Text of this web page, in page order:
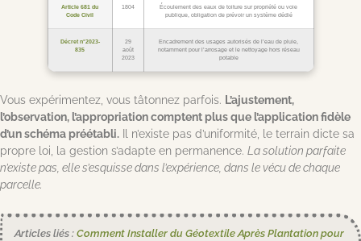
Article 681 du
Code Civil
1804
Écoulement des eaux de toiture sur propriété ou voie
publique, obligation de prévoir un système dédié
Décret n°2023-
835
29
août
2023
Encadrement des usages autorisés de l’eau de pluie,
notamment pour l’arrosage et le nettoyage hors réseau
potable
Vous expérimentez, vous tâtonnez parfois. L’ajustement,
l’observation, l’appropriation comptent plus que l’application fidèle
d’un schéma préétabli. Il n’existe pas d’uniformité, le terrain dicte sa
propre loi, la gestion s’adapte en permanence. La solution parfaite
n’existe pas, elle s’esquisse dans l’expérience, dans le vécu de chaque
parcelle.
Articles liés : Comment Installer du Géotextile Après Plantation pour